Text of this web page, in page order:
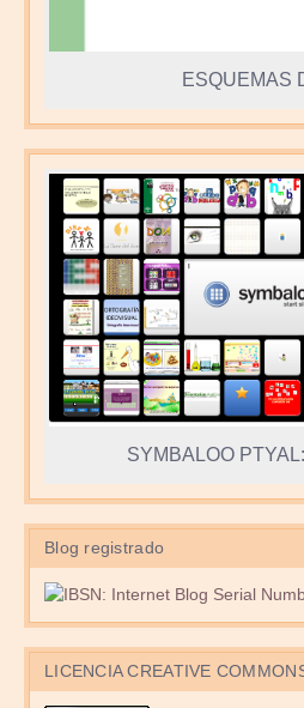
ESQUEMAS
SYMBALOO
Blog registrado
LICENCIA CREATIVE